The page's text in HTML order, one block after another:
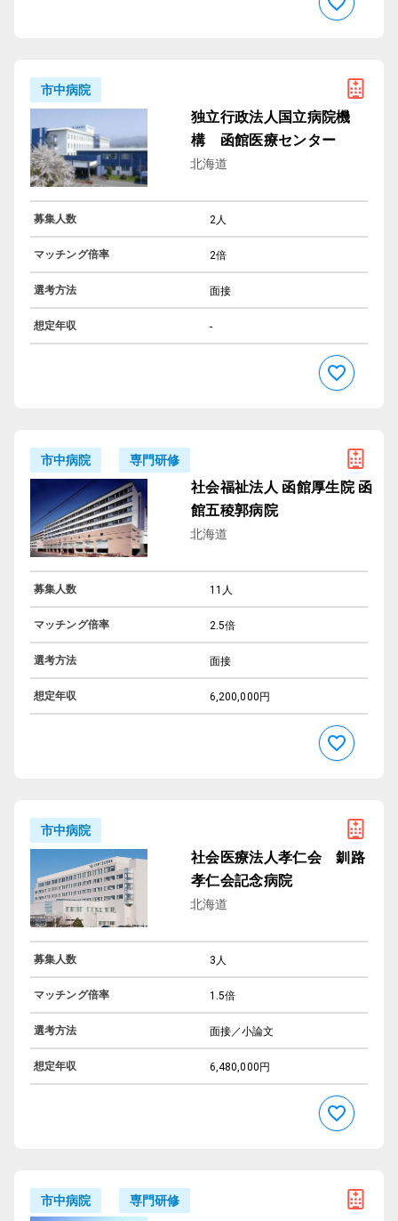
市中病院
独立行政法人国立病院機
構 函館医療センター
北海道
募集人数 2人
マッチング倍率 2倍
選考方法 面接
想定年収 -
市中病院 専門研修
社会福祉法人 函館厚生院 函
館五稜郭病院
北海道
募集人数 11人
マッチング倍率 2.5倍
選考方法 面接
想定年収 6,200,000円
市中病院
社会医療法人孝仁会 釧路
孝仁会記念病院
北海道
募集人数 3人
マッチング倍率 1.5倍
選考方法 面接／小論文
想定年収 6,480,000円
市中病院 専門研修